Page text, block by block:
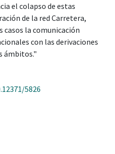
el colapso de estas
de la red Carretera,
casos la comunicación
con las derivaciones
ámbitos."
5826